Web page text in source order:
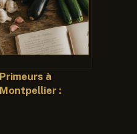
matin
Primeurs à
Montpellier :